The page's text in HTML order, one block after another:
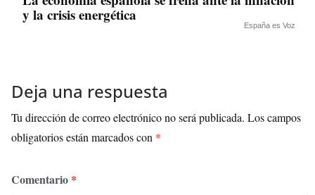
y la crisis energética
España es Voz
Deja una respuesta
Tu dirección de correo electrónico no será publicada. Los campos
obligatorios están marcados con *
Comentario *